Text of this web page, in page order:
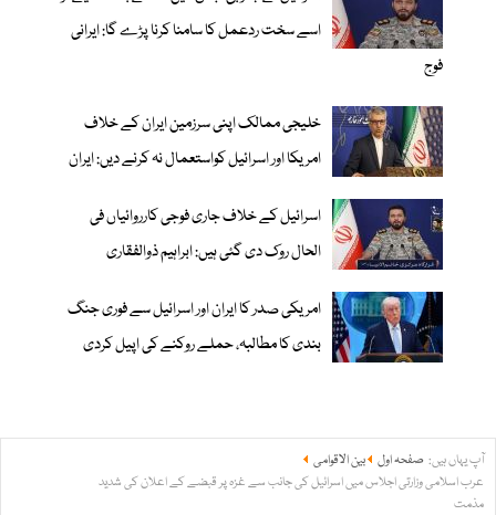
اسے سخت ردعمل کا سامنا کرنا پڑے گا: ایرانی
فوج
خلیجی ممالک اپنی سرزمین ایران کے خلاف
امریکا اور اسرائیل کواستعمال نہ کرنے دیں: ایران
اسرائیل کے خلاف جاری فوجی کارروائیاں فی
الحال روک دی گئی ہیں: ابراہیم ذوالفقاری
امریکی صدر کا ایران اور اسرائیل سے فوری جنگ
بندی کا مطالبہ، حملے روکنے کی اپیل کردی
آپ یہاں ہیں: صفحہ اول
بین الاقوامی
عرب اسلامی وزارتی اجلاس میں اسرائیل کی جانب سے غزہ پر قبضے کے اعلان کی شدید
مذمت